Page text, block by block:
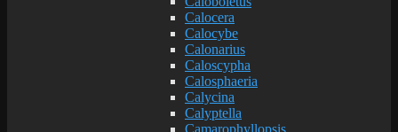
Calocera
Calocybe
Calonarius
Caloscypha
Calosphaeria
Calycina
Calyptella
Camarophyllopsis